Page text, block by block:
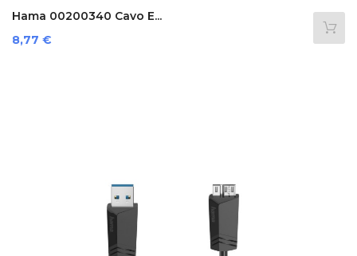
Hama 00200340 Cavo E...
Prezzo
8,77 €